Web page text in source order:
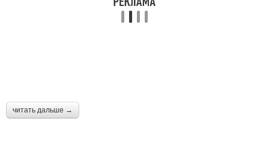
читать дальше →